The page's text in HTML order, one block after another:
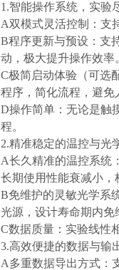
1.智能操作系统，实验
A双模式灵活控制：支
B程序更新与预设：支
动，极大提升操作效率
C极简启动体验（可选
程序，简化流程，避免
D操作简单：无论是触
程。
2.精准稳定的温控与光
A长久精准的温控系统
长期使用性能衰减小
B免维护的灵敏光学系
光源，设计寿命期内
C数据质量：实验线性
3.高效便捷的数据与输
A多重数据导出方式：